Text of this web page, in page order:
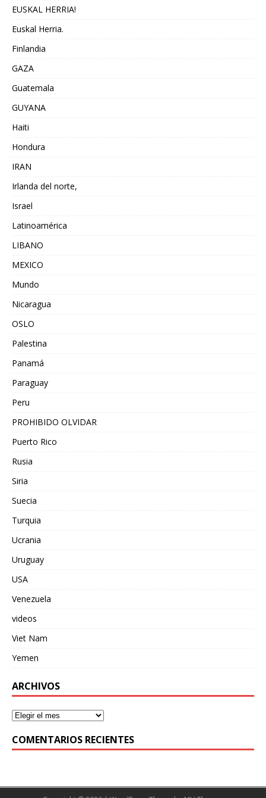
EUSKAL HERRIA!
Euskal Herria.
Finlandia
GAZA
Guatemala
GUYANA
Haiti
Hondura
IRAN
Irlanda del norte,
Israel
Latinoamérica
LIBANO
MEXICO
Mundo
Nicaragua
OSLO
Palestina
Panamá
Paraguay
Peru
PROHIBIDO OLVIDAR
Puerto Rico
Rusia
Siria
Suecia
Turquia
Ucrania
Uruguay
USA
Venezuela
videos
Viet Nam
Yemen
ARCHIVOS
COMENTARIOS RECIENTES